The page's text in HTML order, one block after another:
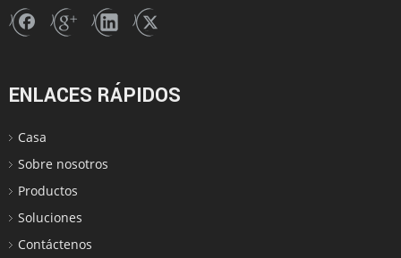
ENLACES RÁPIDOS
Casa
Sobre nosotros
Productos
Soluciones
Contáctenos